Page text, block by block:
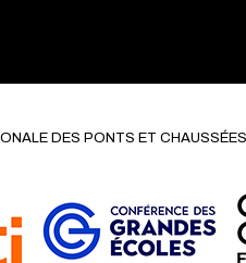
DES PONTS ET